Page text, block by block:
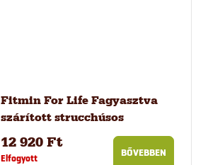
Fitmin For Life Fagyasztva
szárított strucchúsos
jutalomfalat kutyáknak és
macskáknak 10 db
12 920 Ft
Elfogyott BŐVEBBEN